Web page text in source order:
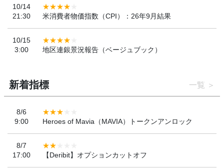
10/14
21:30
米消費者物価指数（CPI）：26年9月結果
10/15
3:00
地区連銀景況報告（ベージュブック）
新着指標 一覧
8/6
9:00
Heroes of Mavia（MAVIA）トークンアンロック
8/7
17:00
【Deribit】オプションカットオフ